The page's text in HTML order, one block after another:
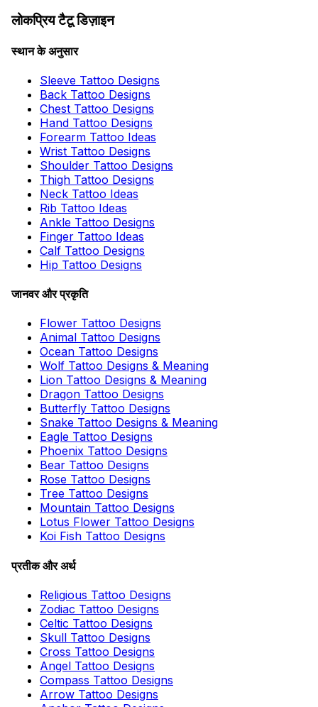
लोकप्रिय टैटू डिज़ाइन
स्थान के अनुसार
Sleeve Tattoo Designs
Back Tattoo Designs
Chest Tattoo Designs
Hand Tattoo Designs
Forearm Tattoo Ideas
Wrist Tattoo Designs
Shoulder Tattoo Designs
Thigh Tattoo Designs
Neck Tattoo Ideas
Rib Tattoo Ideas
Ankle Tattoo Designs
Finger Tattoo Ideas
Calf Tattoo Designs
Hip Tattoo Designs
जानवर और प्रकृति
Flower Tattoo Designs
Animal Tattoo Designs
Ocean Tattoo Designs
Wolf Tattoo Designs & Meaning
Lion Tattoo Designs & Meaning
Dragon Tattoo Designs
Butterfly Tattoo Designs
Snake Tattoo Designs & Meaning
Eagle Tattoo Designs
Phoenix Tattoo Designs
Bear Tattoo Designs
Rose Tattoo Designs
Tree Tattoo Designs
Mountain Tattoo Designs
Lotus Flower Tattoo Designs
Koi Fish Tattoo Designs
प्रतीक और अर्थ
Religious Tattoo Designs
Zodiac Tattoo Designs
Celtic Tattoo Designs
Skull Tattoo Designs
Cross Tattoo Designs
Angel Tattoo Designs
Compass Tattoo Designs
Arrow Tattoo Designs